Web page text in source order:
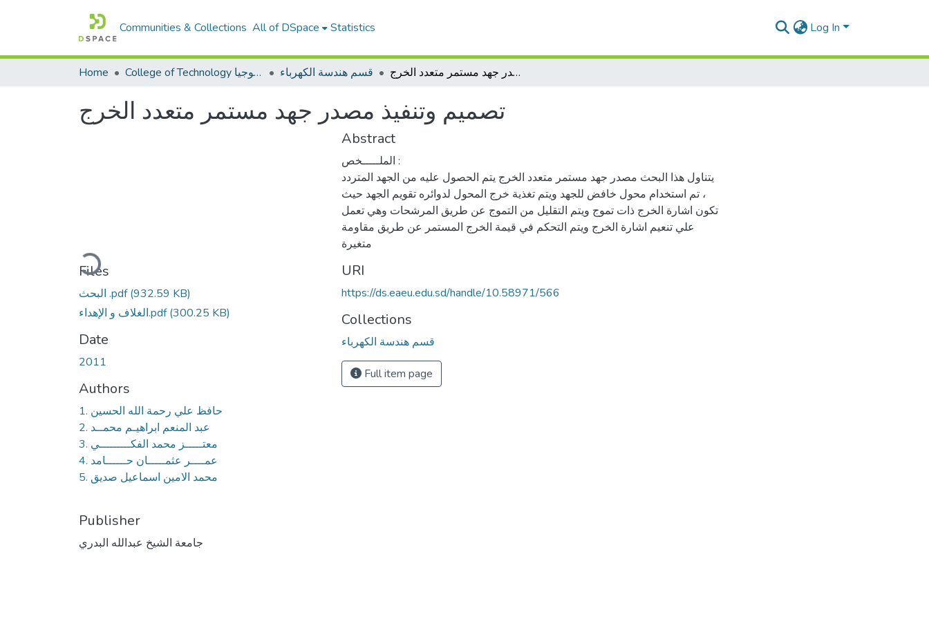
Communities & Collections All of DSpace Statistics Log In
Home College of Technology كلية التكنولوجيا قسم هندسة الكهرباء تصميم وتنفيذ مصدر جهد مستمر متعدد الخرج
تصميم وتنفيذ مصدر جهد مستمر متعدد الخرج
Loading...
Files
البحث .pdf(932.59 KB)
الغلاف و الإهداء.pdf(300.25 KB)
Date
2011
Authors
1. حافظ علي رحمة الله الحسين
2. عبد المنعم ابراهيـم محمــد
3. معتـــــز محمد الفكـــــــــي
4. عمــــر عثمـــــان حــــــامد
5. محمد الامين اسماعيل صديق
Publisher
جامعة الشيخ عبدالله البدري
Abstract
الملـــــخص :
يتناول هذا البحث مصدر جهد مستمر متعدد الخرج يتم الحصول عليه من الجهد المتردد
، تم استخدام محول خافض للجهد ويتم تغذية خرج المحول لدوائره تقويم الجهد حيث
تكون اشارة الخرج ذات تموج ويتم التقليل من التموج عن طريق المرشحات وهي تعمل
علي تنعيم اشارة الخرج ويتم التحكم في قيمة الخرج المستمر عن طريق مقاومة
متغيرة
URI
https://ds.eaeu.edu.sd/handle/10.58971/566
Collections
قسم هندسة الكهرباء
Full item page